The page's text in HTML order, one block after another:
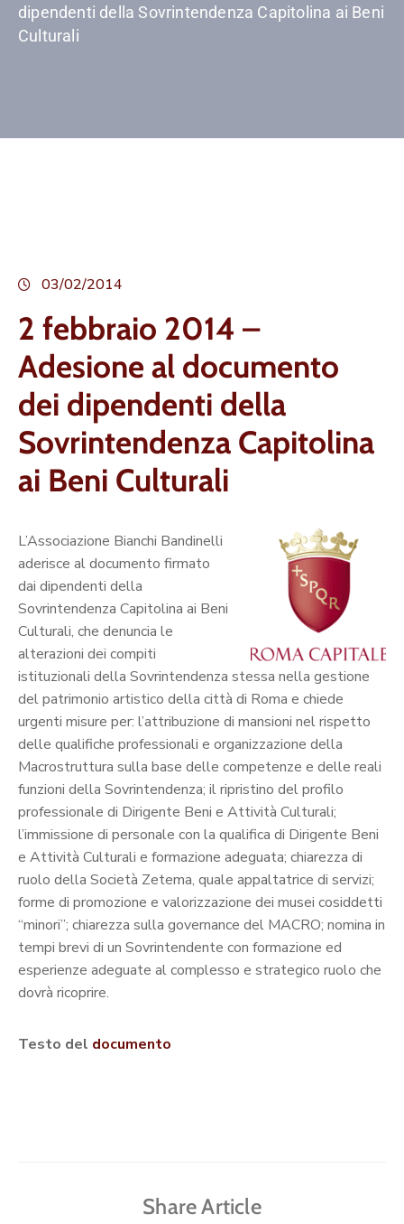
dipendenti della Sovrintendenza Capitolina ai Beni
Culturali
03/02/2014
2 febbraio 2014 –
Adesione al documento
dei dipendenti della
Sovrintendenza Capitolina
ai Beni Culturali
L’Associazione Bianchi Bandinelli
aderisce al documento firmato
dai dipendenti della
Sovrintendenza Capitolina ai Beni
Culturali, che denuncia le
alterazioni dei compiti
istituzionali della Sovrintendenza stessa nella gestione
del patrimonio artistico della città di Roma e chiede
urgenti misure per: l’attribuzione di mansioni nel rispetto
delle qualifiche professionali e organizzazione della
Macrostruttura sulla base delle competenze e delle reali
funzioni della Sovrintendenza; il ripristino del profilo
professionale di Dirigente Beni e Attività Culturali;
l’immissione di personale con la qualifica di Dirigente Beni
e Attività Culturali e formazione adeguata; chiarezza di
ruolo della Società Zetema, quale appaltatrice di servizi;
forme di promozione e valorizzazione dei musei cosiddetti
“minori”; chiarezza sulla governance del MACRO; nomina in
tempi brevi di un Sovrintendente con formazione ed
esperienze adeguate al complesso e strategico ruolo che
dovrà ricoprire.
Testo del documento
Share Article